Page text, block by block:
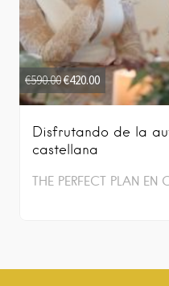
€590.00€420.00
Disfrutando de la
castellana
THE PERFECT PLAN